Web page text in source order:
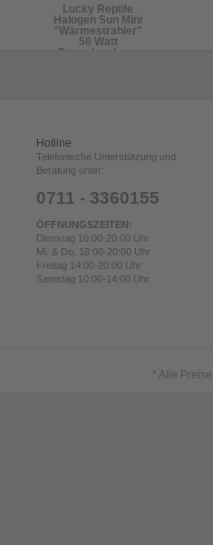
Lucky Reptile
Halogen Sun Mini
"Wärmestrahler"
50 Watt
Doppelpackung
Hotline
Telefonische Unterstützung und
Beratung unter:
0711 - 3360155
ÖFFNUNGSZEITEN:
Dienstag 16:00-20:00 Uhr
Mi. & Do. 18:00-20:00 Uhr
Freitag 14:00-20:00 Uhr
Samstag 10:00-14:00 Uhr
* Alle